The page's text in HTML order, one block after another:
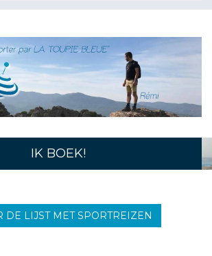
IK BOEK!
DE LIJST MET SPORTREIZEN